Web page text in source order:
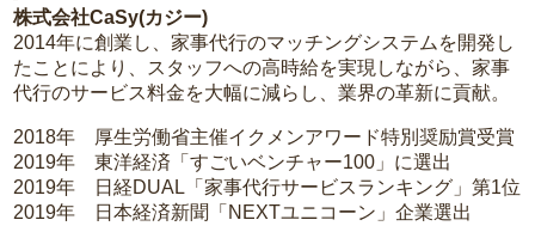
株式会社CaSy(カジー)
2014年に創業し、家事代行のマッチングシステムを開発し
たことにより、スタッフへの高時給を実現しながら、家事
代行のサービス料金を大幅に減らし、業界の革新に貢献。
2018年 厚生労働省主催イクメンアワード特別奨励賞受賞
2019年 東洋経済「すごいベンチャー100」に選出
2019年 日経DUAL「家事代行サービスランキング」第1位
2019年 日本経済新聞「NEXTユニコーン」企業選出